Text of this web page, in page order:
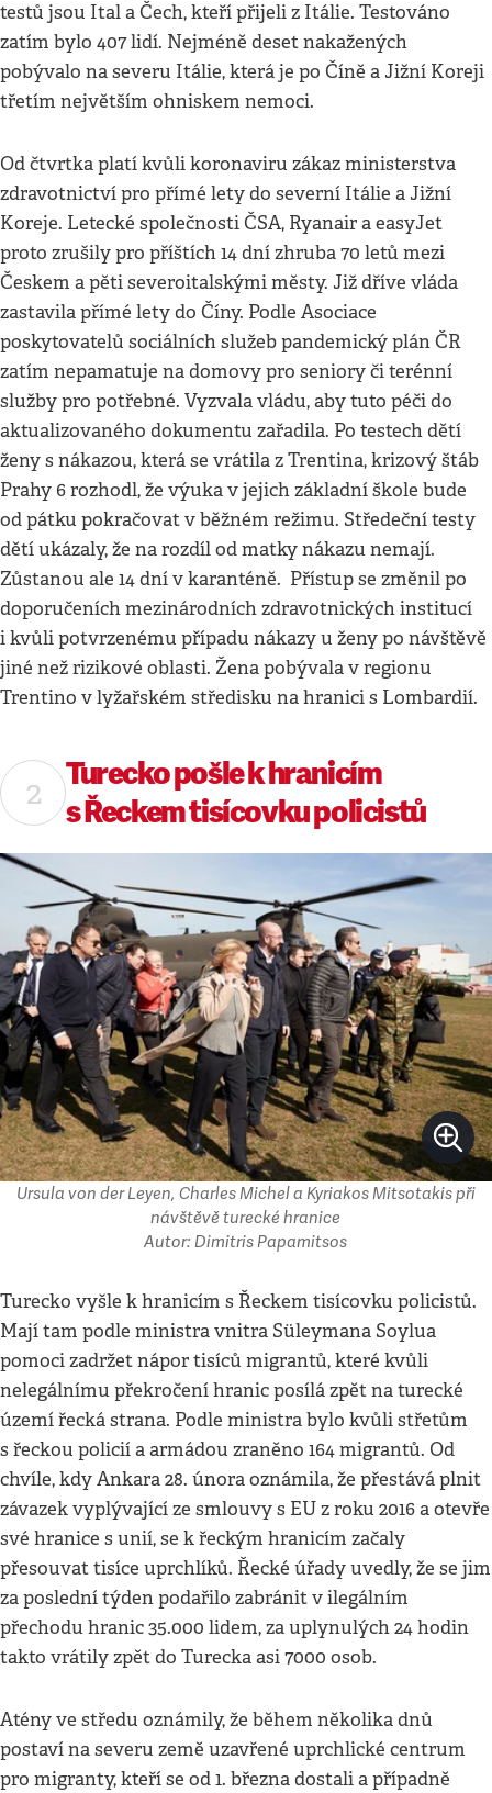
testů jsou Ital a Čech, kteří přijeli z Itálie. Testováno
zatím bylo 407 lidí. Nejméně deset nakažených
pobývalo na severu Itálie, která je po Číně a Jižní Koreji
třetím největším ohniskem nemoci.
Od čtvrtka platí kvůli koronaviru zákaz ministerstva
zdravotnictví pro přímé lety do severní Itálie a Jižní
Koreje. Letecké společnosti ČSA, Ryanair a easyJet
proto zrušily pro příštích 14 dní zhruba 70 letů mezi
Českem a pěti severoitalskými městy. Již dříve vláda
zastavila přímé lety do Číny. Podle Asociace
poskytovatelů sociálních služeb pandemický plán ČR
zatím nepamatuje na domovy pro seniory či terénní
služby pro potřebné. Vyzvala vládu, aby tuto péči do
aktualizovaného dokumentu zařadila. Po testech dětí
ženy s nákazou, která se vrátila z Trentina, krizový štáb
Prahy 6 rozhodl, že výuka v jejich základní škole bude
od pátku pokračovat v běžném režimu. Středeční testy
dětí ukázaly, že na rozdíl od matky nákazu nemají.
Zůstanou ale 14 dní v karanténě. Přístup se změnil po
doporučeních mezinárodních zdravotnických institucí
i kvůli potvrzenému případu nákazy u ženy po návštěvě
jiné než rizikové oblasti. Žena pobývala v regionu
Trentino v lyžařském středisku na hranici s Lombardií.
Turecko pošle k hranicím
s Řeckem tisícovku policistů
Ursula von der Leyen, Charles Michel a Kyriakos Mitsotakis při
návštěvě turecké hranice
Autor: Dimitris Papamitsos
Turecko vyšle k hranicím s Řeckem tisícovku policistů.
Mají tam podle ministra vnitra Süleymana Soylua
pomoci zadržet nápor tisíců migrantů, které kvůli
nelegálnímu překročení hranic posílá zpět na turecké
území řecká strana. Podle ministra bylo kvůli střetům
s řeckou policií a armádou zraněno 164 migrantů. Od
chvíle, kdy Ankara 28. února oznámila, že přestává plnit
závazek vyplývající ze smlouvy s EU z roku 2016 a otevře
své hranice s unií, se k řeckým hranicím začaly
přesouvat tisíce uprchlíků. Řecké úřady uvedly, že se jim
za poslední týden podařilo zabránit v ilegálním
přechodu hranic 35.000 lidem, za uplynulých 24 hodin
takto vrátily zpět do Turecka asi 7000 osob.
Atény ve středu oznámily, že během několika dnů
postaví na severu země uzavřené uprchlické centrum
pro migranty, kteří se od 1. března dostali a případně